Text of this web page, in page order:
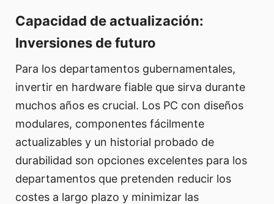
Capacidad de actualización:
Inversiones de futuro
Para los departamentos gubernamentales,
invertir en hardware fiable que sirva durante
muchos años es crucial. Los PC con diseños
modulares, componentes fácilmente
actualizables y un historial probado de
durabilidad son opciones excelentes para los
departamentos que pretenden reducir los
costes a largo plazo y minimizar las